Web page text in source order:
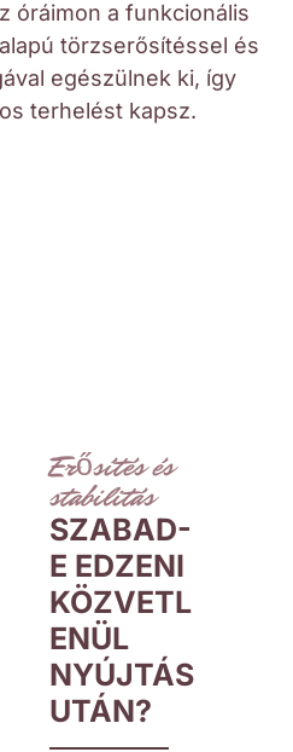
óráimon a funkcionális
törzserősítéssel és
egészülnek ki, így
terhelést kapsz.
Erősítés és
stabilitás
SZABAD-
E EDZENI
KÖZVETL
ENÜL
NYÚJTÁS
UTÁN?